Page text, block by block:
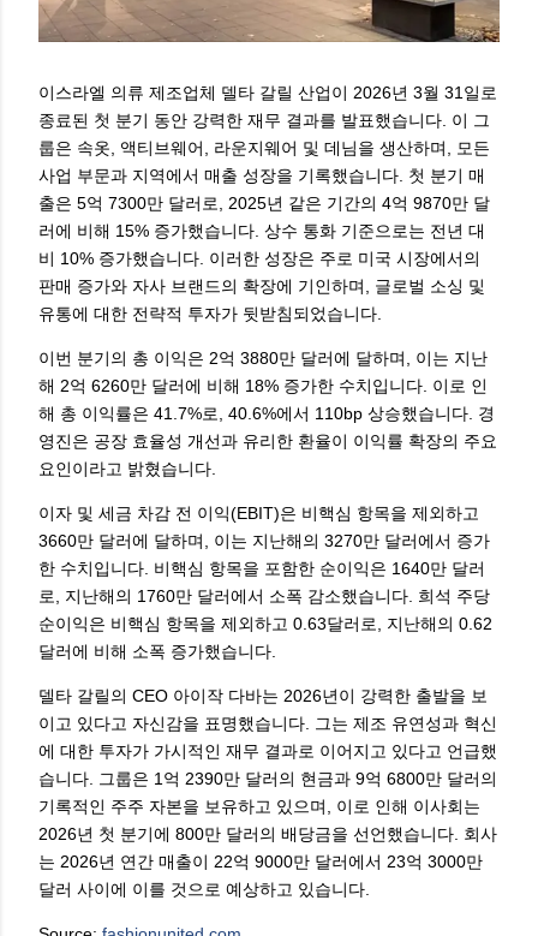
이스라엘 의류 제조업체 델타 갈릴 산업이 2026년 3월 31일로
종료된 첫 분기 동안 강력한 재무 결과를 발표했습니다. 이 그
룹은 속옷, 액티브웨어, 라운지웨어 및 데님을 생산하며, 모든
사업 부문과 지역에서 매출 성장을 기록했습니다. 첫 분기 매
출은 5억 7300만 달러로, 2025년 같은 기간의 4억 9870만 달
러에 비해 15% 증가했습니다. 상수 통화 기준으로는 전년 대
비 10% 증가했습니다. 이러한 성장은 주로 미국 시장에서의
판매 증가와 자사 브랜드의 확장에 기인하며, 글로벌 소싱 및
유통에 대한 전략적 투자가 뒷받침되었습니다.
이번 분기의 총 이익은 2억 3880만 달러에 달하며, 이는 지난
해 2억 6260만 달러에 비해 18% 증가한 수치입니다. 이로 인
해 총 이익률은 41.7%로, 40.6%에서 110bp 상승했습니다. 경
영진은 공장 효율성 개선과 유리한 환율이 이익률 확장의 주요
요인이라고 밝혔습니다.
이자 및 세금 차감 전 이익(EBIT)은 비핵심 항목을 제외하고
3660만 달러에 달하며, 이는 지난해의 3270만 달러에서 증가
한 수치입니다. 비핵심 항목을 포함한 순이익은 1640만 달러
로, 지난해의 1760만 달러에서 소폭 감소했습니다. 희석 주당
순이익은 비핵심 항목을 제외하고 0.63달러로, 지난해의 0.62
달러에 비해 소폭 증가했습니다.
델타 갈릴의 CEO 아이작 다바는 2026년이 강력한 출발을 보
이고 있다고 자신감을 표명했습니다. 그는 제조 유연성과 혁신
에 대한 투자가 가시적인 재무 결과로 이어지고 있다고 언급했
습니다. 그룹은 1억 2390만 달러의 현금과 9억 6800만 달러의
기록적인 주주 자본을 보유하고 있으며, 이로 인해 이사회는
2026년 첫 분기에 800만 달러의 배당금을 선언했습니다. 회사
는 2026년 연간 매출이 22억 9000만 달러에서 23억 3000만
달러 사이에 이를 것으로 예상하고 있습니다.